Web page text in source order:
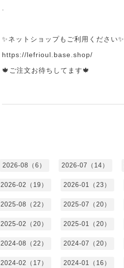
✨ネットショップもご利用ください✨
https://lefrioul.base.shop/
🍁ご注文お待ちしてます🍁
2026-08（6） 2026-07（14）
2026-02（19） 2026-01（23）
2025-08（22） 2025-07（20）
2025-02（20） 2025-01（20）
2024-08（22） 2024-07（20）
2024-02（17） 2024-01（16）